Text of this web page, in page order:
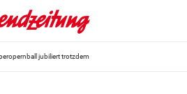
jubiliert trotzdem